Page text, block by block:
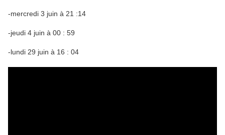
-mercredi 3 juin à 21 :14
-jeudi 4 juin à 00 : 59
-lundi 29 juin à 16 : 04